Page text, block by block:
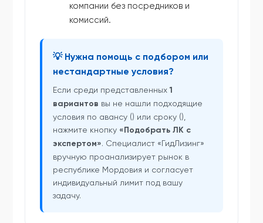
компании без посредников и
комиссий.
💡 Нужна помощь с подбором или
нестандартные условия?
Если среди представленных1
вариантов вы не нашли подходящие
условия по авансу () или сроку (),
нажмите кнопку «Подобрать ЛК с
экспертом». Специалист «ГидЛизинг»
вручную проанализирует рынок в
республике Мордовия и согласует
индивидуальный лимит под вашу
задачу.